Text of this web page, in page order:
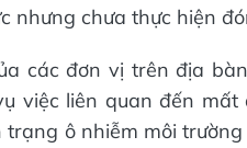
nhưng chưa thực hiện
các đơn vị trên địa
việc liên quan đến
trạng ô nhiễm môi